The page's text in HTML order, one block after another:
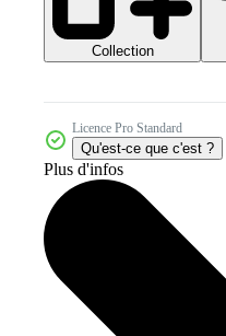
Collection
Licence Pro Standard
Qu'est-ce que c'est ?
Plus d'infos